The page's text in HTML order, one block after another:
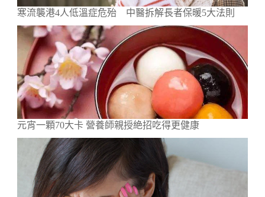
寒流襲港4人低溫症危殆 中醫拆解長者保暖5大法則
元宵一顆70大卡 營養師親授絶招吃得更健康